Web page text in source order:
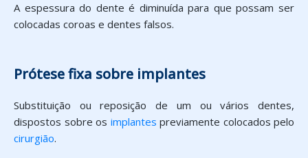
A espessura do dente é diminuída para que possam ser
colocadas coroas e dentes falsos.
Prótese fixa sobre implantes
Substituição ou reposição de um ou vários dentes,
dispostos sobre os implantes previamente colocados pelo
cirurgião.